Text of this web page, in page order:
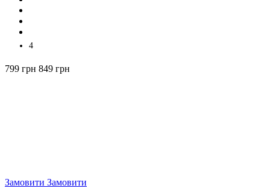
4
799 грн 849 грн
Замовити Замовити